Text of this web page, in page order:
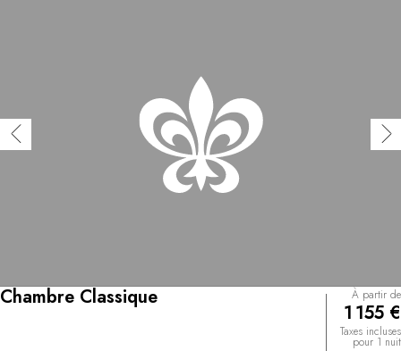
Chambre Classique À partir de
1 155 €
Taxes incluses
pour 1 nuit